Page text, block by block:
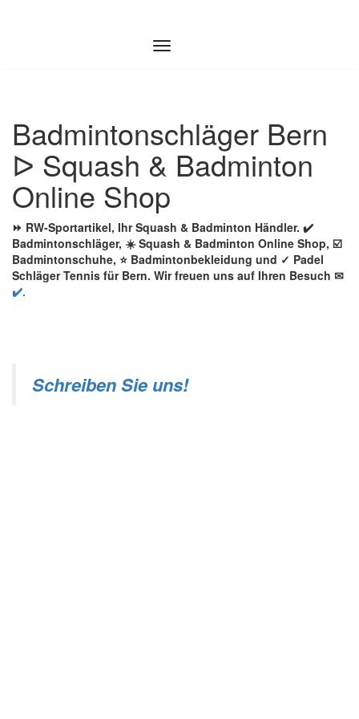
Badmintonschläger Bern
ᐅ Squash & Badminton
Online Shop
⏩ RW-Sportartikel, Ihr Squash & Badminton Händler. ✔️
Badmintonschläger, ☀️ Squash & Badminton Online Shop, ☑️
Badmintonschuhe, ⭐ Badmintonbekleidung und ✓ Padel
Schläger Tennis für Bern. Wir freuen uns auf Ihren Besuch ✉
✔️.
Schreiben Sie uns!